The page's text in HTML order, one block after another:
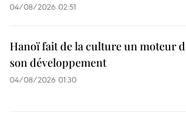
04/08/2026 02:51
Hanoï fait de la culture un moteur
son développement
04/08/2026 01:30